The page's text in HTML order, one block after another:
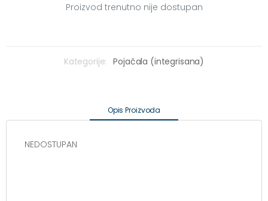
Proizvod trenutno nije dostupan
Kategorije: Pojačala (integrisana)
Opis Proizvoda
NEDOSTUPAN